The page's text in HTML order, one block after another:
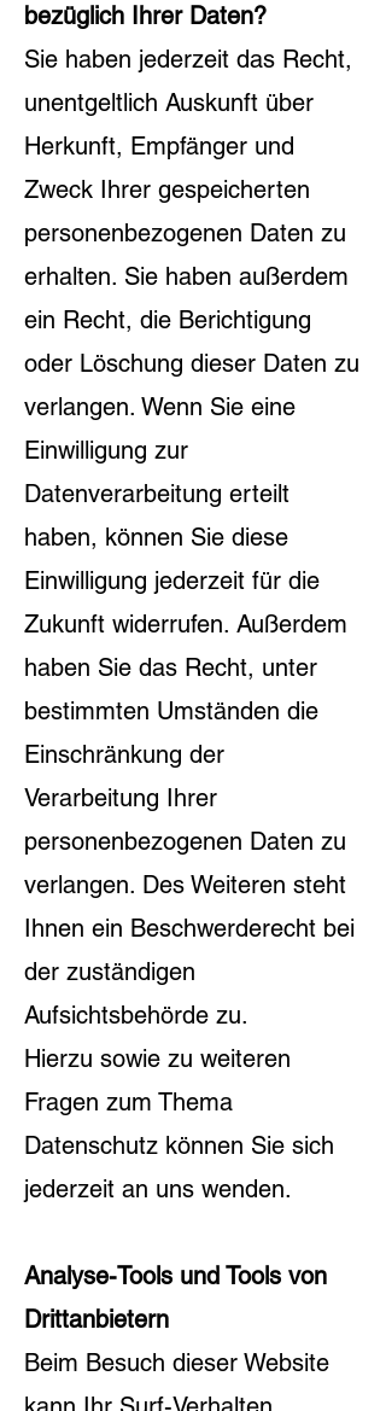
bezüglich Ihrer Daten?
Sie haben jederzeit das Recht,
unentgeltlich Auskunft über
Herkunft, Empfänger und
Zweck Ihrer gespeicherten
personenbezogenen Daten zu
erhalten. Sie haben außerdem
ein Recht, die Berichtigung
oder Löschung dieser Daten zu
verlangen. Wenn Sie eine
Einwilligung zur
Datenverarbeitung erteilt
haben, können Sie diese
Einwilligung jederzeit für die
Zukunft widerrufen. Außerdem
haben Sie das Recht, unter
bestimmten Umständen die
Einschränkung der
Verarbeitung Ihrer
personenbezogenen Daten zu
verlangen. Des Weiteren steht
Ihnen ein Beschwerderecht bei
der zuständigen
Aufsichtsbehörde zu.
Hierzu sowie zu weiteren
Fragen zum Thema
Datenschutz können Sie sich
jederzeit an uns wenden.
Analyse-Tools und Tools von
Drittanbietern
Beim Besuch dieser Website